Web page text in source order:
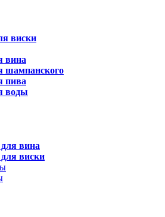
виски
вина
шампанского
пива
воды
вина
виски